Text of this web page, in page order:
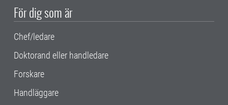
För dig som är
Chef/ledare
Doktorand eller handledare
Forskare
Handläggare